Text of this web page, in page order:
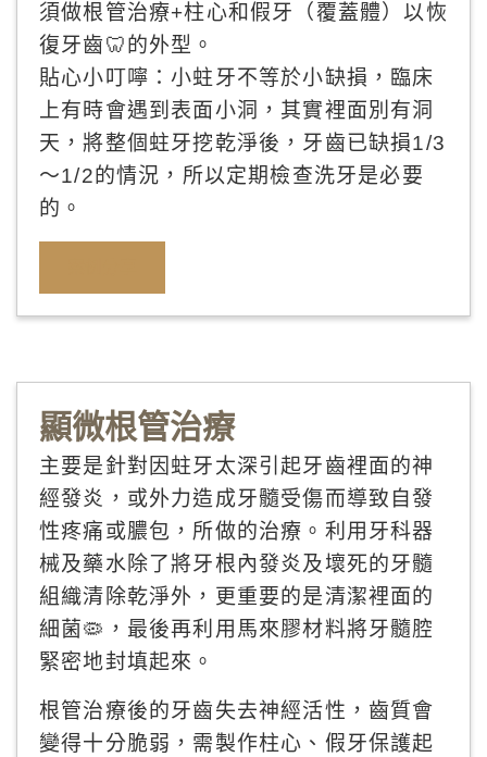
須做根管治療+柱心和假牙（覆蓋體）以恢
復牙齒🦷的外型。
貼心小叮嚀：小蛀牙不等於小缺損，臨床
上有時會遇到表面小洞，其實裡面別有洞
天，將整個蛀牙挖乾淨後，牙齒已缺損1/3
～1/2的情況，所以定期檢查洗牙是必要
的。
顯微根管治療
主要是針對因蛀牙太深引起牙齒裡面的神
經發炎，或外力造成牙髓受傷而導致自發
性疼痛或膿包，所做的治療。利用牙科器
械及藥水除了將牙根內發炎及壞死的牙髓
組織清除乾淨外，更重要的是清潔裡面的
細菌🦠，最後再利用馬來膠材料將牙髓腔
緊密地封填起來。
根管治療後的牙齒失去神經活性，齒質會
變得十分脆弱，需製作柱心、假牙保護起